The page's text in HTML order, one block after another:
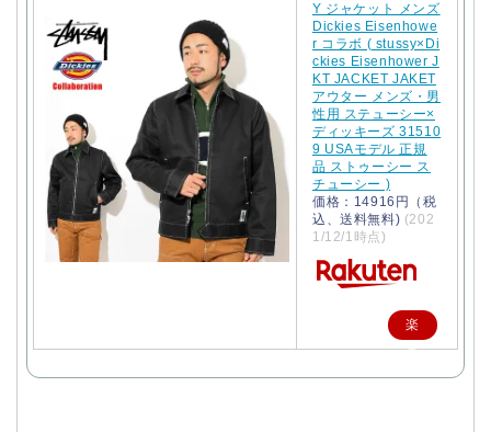
Y ジャケット メンズ
Dickies Eisenhowe
r コラボ ( stussy×Di
ckies Eisenhower J
KT JACKET JAKET
アウター メンズ・男
性用 ステューシー×
ディッキーズ 31510
9 USAモデル 正規
品 ストゥーシー ス
チューシー )
価格：14916円（税
込、送料無料) (202
1/12/1時点)
楽
天